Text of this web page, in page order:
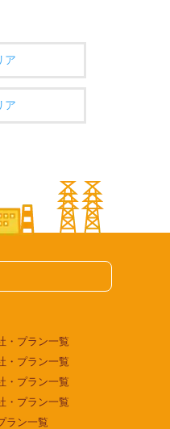
ア
ア
・プラン一覧
・プラン一覧
・プラン一覧
・プラン一覧
ラン一覧